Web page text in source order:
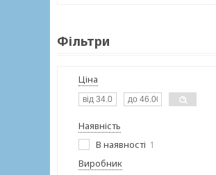
Фільтри
Ціна
Наявність
В наявності 1
Виробник